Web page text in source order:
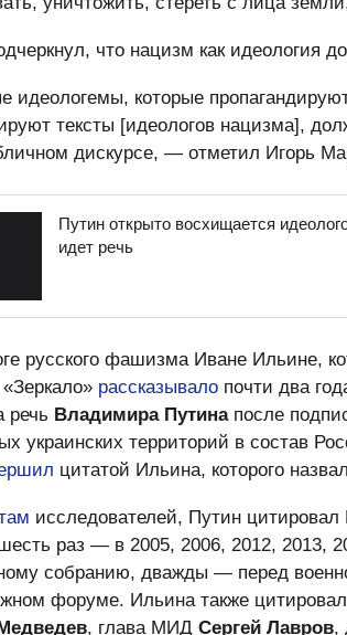
что нацизм как идеология
которые
тексты [идеологов нацизма],
дискурсе, — отметил Игорь
Путин открыто восхищается
идет речь
русского фашизма Иване Ильине,
рассказывало почти два
речь Владимира Путинапосле
украинских территорий в состав
цитатой Ильина, которого
исследователей, Путин
раз — в 2005, 2006, 2012, 2013,
собранию, дважды — перед
форуме. Ильина также
, глава МИД Сергей Лавров,